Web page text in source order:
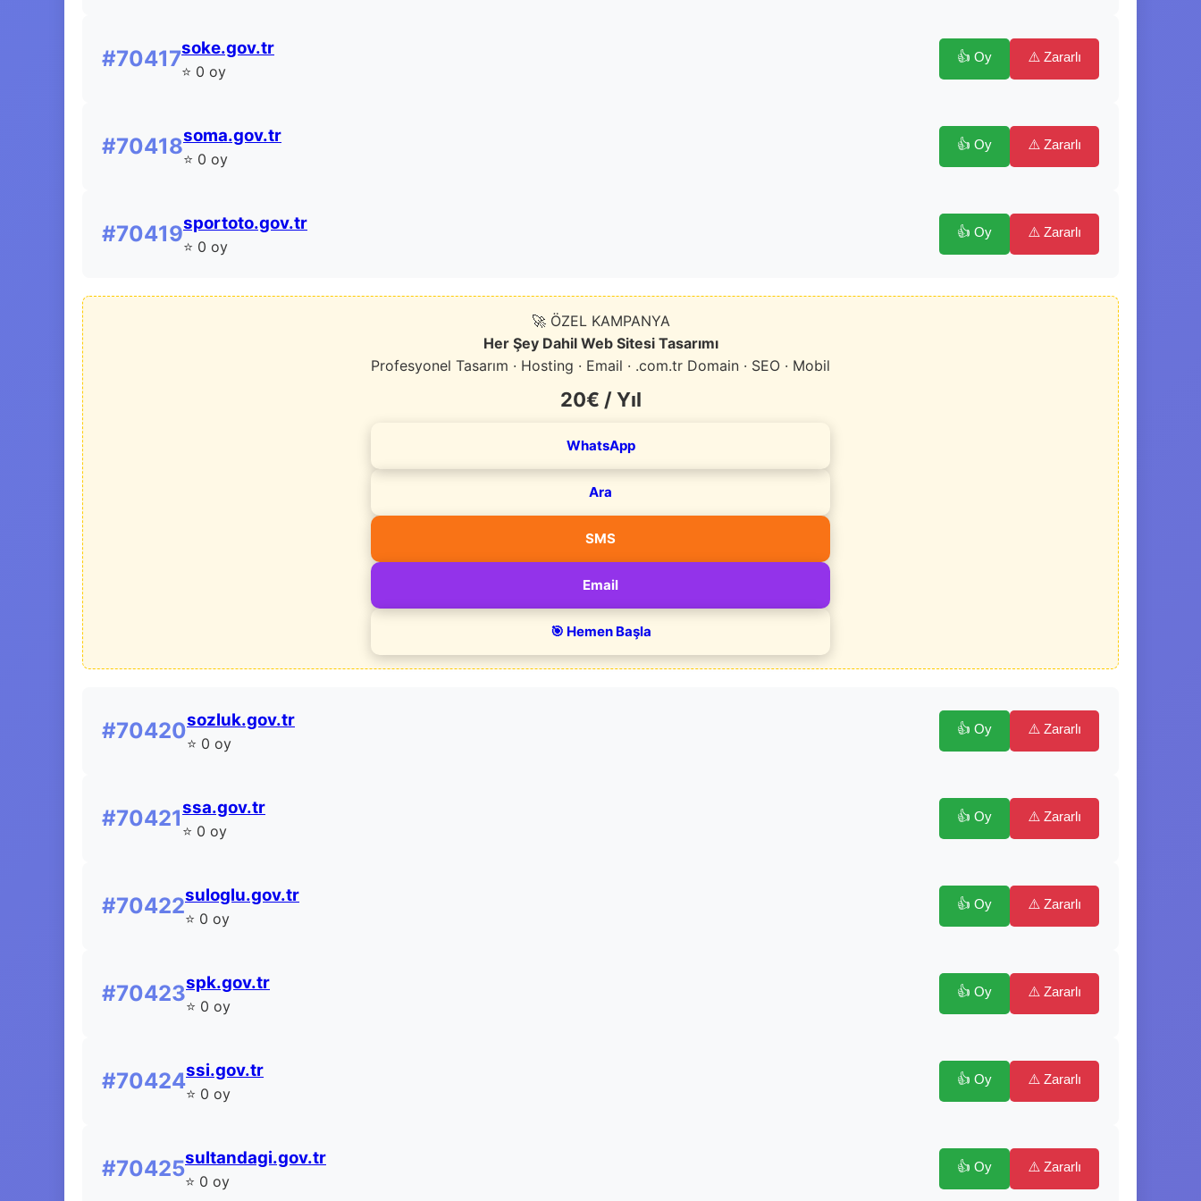
#70417soke.gov.tr
⭐ 0 oy
👍 Oy ⚠️ Zararlı
#70418soma.gov.tr
⭐ 0 oy
👍 Oy ⚠️ Zararlı
#70419sportoto.gov.tr
⭐ 0 oy
👍 Oy ⚠️ Zararlı
🚀 ÖZEL KAMPANYA
Her Şey Dahil Web Sitesi Tasarımı
Profesyonel Tasarım · Hosting · Email · .com.tr Domain · SEO · Mobil
20€ / Yıl
WhatsApp
Ara
SMS
Email
🎯 Hemen Başla
#70420sozluk.gov.tr
⭐ 0 oy
👍 Oy ⚠️ Zararlı
#70421ssa.gov.tr
⭐ 0 oy
👍 Oy ⚠️ Zararlı
#70422suloglu.gov.tr
⭐ 0 oy
👍 Oy ⚠️ Zararlı
#70423spk.gov.tr
⭐ 0 oy
👍 Oy ⚠️ Zararlı
#70424ssi.gov.tr
⭐ 0 oy
👍 Oy ⚠️ Zararlı
#70425sultandagi.gov.tr
⭐ 0 oy
👍 Oy ⚠️ Zararlı